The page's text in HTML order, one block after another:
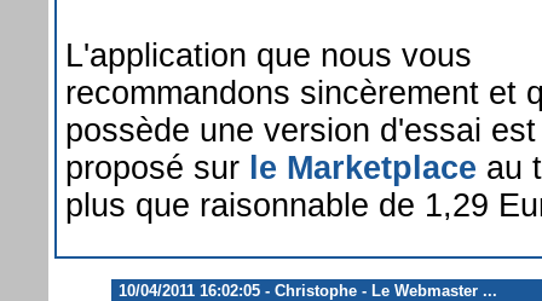
L'application que nous vous
recommandons sincèrement et
possède une version d'essai est
proposé sur le Marketplace au
plus que raisonnable de 1,29
10/04/2011 16:02:05 - Christophe - Le Webmaster ...